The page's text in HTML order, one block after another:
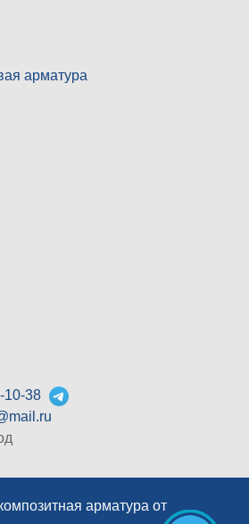
арматура
10-38
арматура от